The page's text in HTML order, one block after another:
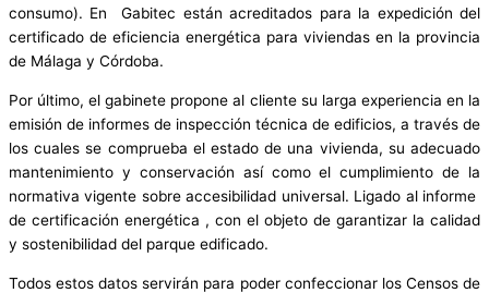
consumo). En Gabitec están acreditados para la expedición del
certificado de eficiencia energética para viviendas en la provincia
de Málaga y Córdoba.
Por último, el gabinete propone al cliente su larga experiencia en la
emisión de informes de inspección técnica de edificios, a través de
los cuales se comprueba el estado de una vivienda, su adecuado
mantenimiento y conservación así como el cumplimiento de la
normativa vigente sobre accesibilidad universal. Ligado al informe
de certificación energética , con el objeto de garantizar la calidad
y sostenibilidad del parque edificado.
Todos estos datos servirán para poder confeccionar los Censos de